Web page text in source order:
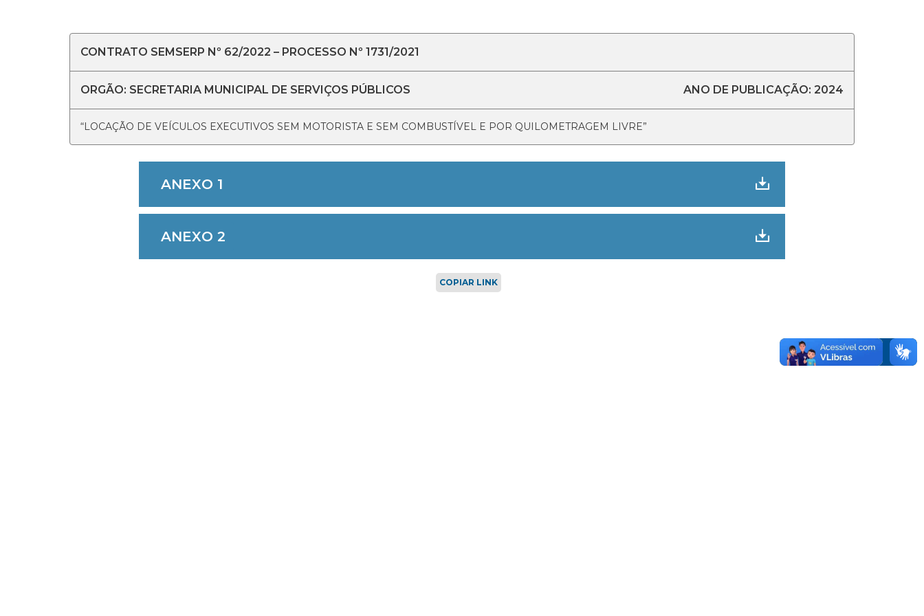
CONTRATO SEMSERP Nº 62/2022 – PROCESSO Nº 1731/2021
ORGÃO: SECRETARIA MUNICIPAL DE SERVIÇOS PÚBLICOS ANO DE PUBLICAÇÃO: 2024
“LOCAÇÃO DE VEÍCULOS EXECUTIVOS SEM MOTORISTA E SEM COMBUSTÍVEL E POR QUILOMETRAGEM LIVRE”
ANEXO 1
ANEXO 2
COPIAR LINK